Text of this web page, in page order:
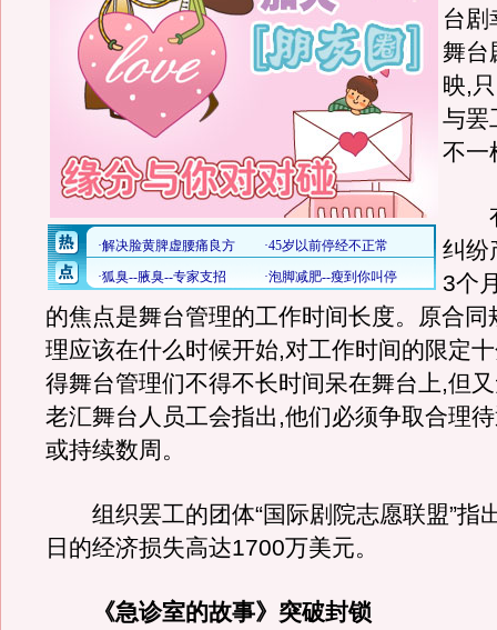
台剧
舞台
映,
与罢
不一
有
纠纷
3个
的焦点是舞台管理的工作时间长度。原合同
理应该在什么时候开始,对工作时间的限定
得舞台管理们不得不长时间呆在舞台上,但
老汇舞台人员工会指出,他们必须争取合理
或持续数周。
组织罢工的团体“国际剧院志愿联盟”指
日的经济损失高达1700万美元。
《急诊室的故事》突破封锁